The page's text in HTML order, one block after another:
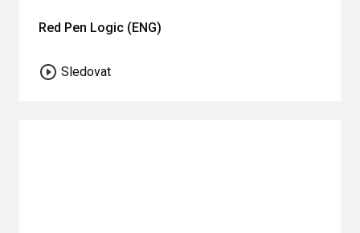
Red Pen Logic (ENG)
Sledovat